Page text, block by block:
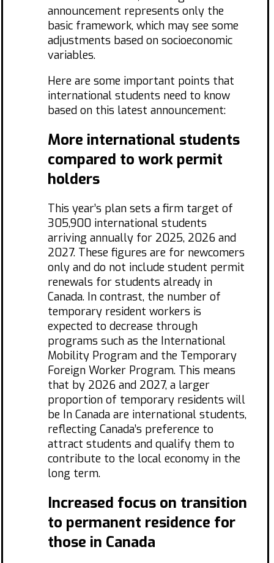
announcement represents only the
basic framework, which may see some
adjustments based on socioeconomic
variables.
Here are some important points that
international students need to know
based on this latest announcement:
More international students
compared to work permit
holders
This year’s plan sets a firm target of
305,900 international students
arriving annually for 2025, 2026 and
2027. These figures are for newcomers
only and do not include student permit
renewals for students already in
Canada. In contrast, the number of
temporary resident workers is
expected to decrease through
programs such as the International
Mobility Program and the Temporary
Foreign Worker Program. This means
that by 2026 and 2027, a larger
proportion of temporary residents will
be In Canada are international students,
reflecting Canada’s preference to
attract students and qualify them to
contribute to the local economy in the
long term.
Increased focus on transition
to permanent residence for
those in Canada